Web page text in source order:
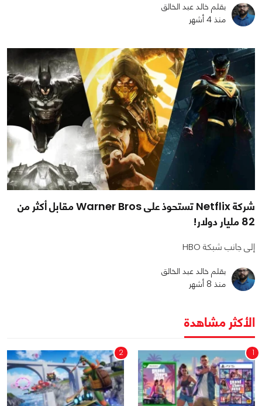
بقلم خالد عبد الخالق
منذ 4 أشهر
شركة Netflix تستحوذ على Warner Bros مقابل أكثر من
82 مليار دولار!
إلى جانب شبكة HBO
بقلم خالد عبد الخالق
منذ 8 أشهر
الأكثر مشاهدة
1
2